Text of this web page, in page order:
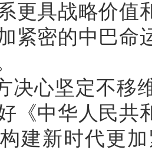
更具战略价值
紧密的中巴命
决心坚定不移
《中华人民共
建新时代更